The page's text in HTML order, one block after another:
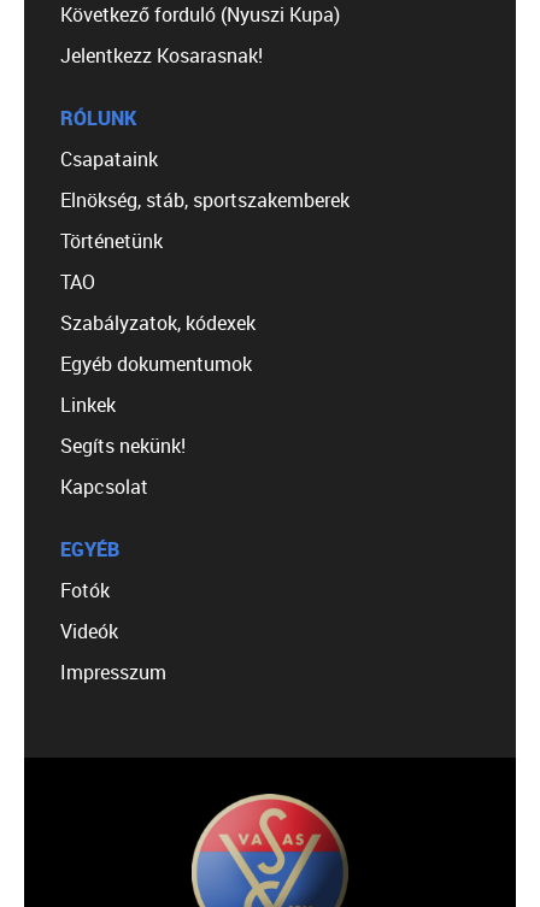
Következő forduló (Nyuszi Kupa)
Jelentkezz Kosarasnak!
RÓLUNK
Csapataink
Elnökség, stáb, sportszakemberek
Történetünk
TAO
Szabályzatok, kódexek
Egyéb dokumentumok
Linkek
Segíts nekünk!
Kapcsolat
EGYÉB
Fotók
Videók
Impresszum